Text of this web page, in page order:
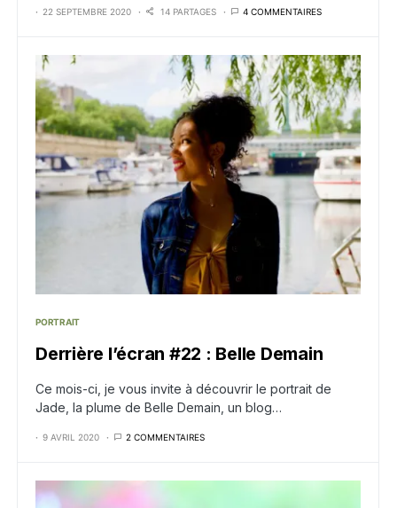
22 SEPTEMBRE 2020 14 PARTAGES 4 COMMENTAIRES
PORTRAIT
Derrière l’écran #22 : Belle Demain
Ce mois-ci, je vous invite à découvrir le portrait de
Jade, la plume de Belle Demain, un blog…
9 AVRIL 2020 2 COMMENTAIRES